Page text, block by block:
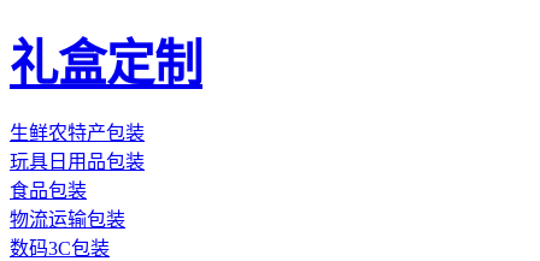
礼盒定制
生鲜农特产包装
玩具日用品包装
食品包装
物流运输包装
数码3C包装